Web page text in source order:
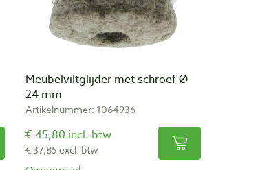
Meubelviltglijder met schroef Ø
24 mm
Artikelnummer: 1064936
€ 45,80 incl. btw
€ 37,85 excl. btw